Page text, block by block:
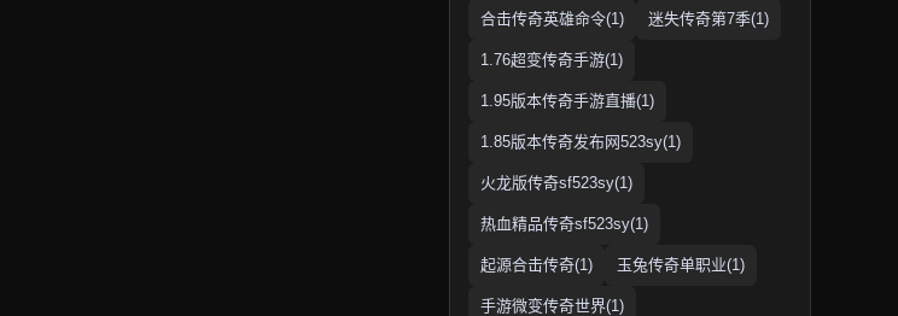
合击传奇英雄命令(1) 迷失传奇第7季(1)
1.76超变传奇手游(1)
1.95版本传奇手游直播(1)
1.85版本传奇发布网523sy(1)
火龙版传奇sf523sy(1)
热血精品传奇sf523sy(1)
起源合击传奇(1) 玉兔传奇单职业(1)
手游微变传奇世界(1)